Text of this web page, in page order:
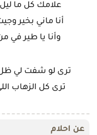
علامك كل ما
أنا ماني بخير
وأنا يا طير في
ترى لو شفت لي ظل
ترى كل الزهاب
عن احلام